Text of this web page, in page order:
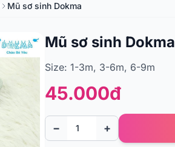
Mũ sơ sinh Dokma
Mũ sơ sinh Dokma
Size: 1-3m, 3-6m, 6-9m
45.000đ
− +